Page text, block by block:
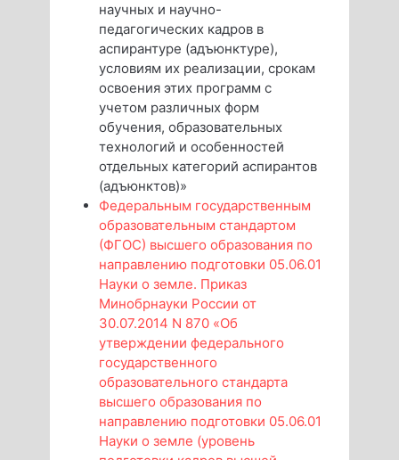
научных и научно-
педагогических кадров в
аспирантуре (адъюнктуре),
условиям их реализации, срокам
освоения этих программ с
учетом различных форм
обучения, образовательных
технологий и особенностей
отдельных категорий аспирантов
(адъюнктов)»
Федеральным государственным
образовательным стандартом
(ФГОС) высшего образования по
направлению подготовки 05.06.01
Науки о земле. Приказ
Минобрнауки России от
30.07.2014 N 870 «Об
утверждении федерального
государственного
образовательного стандарта
высшего образования по
направлению подготовки 05.06.01
Науки о земле (уровень